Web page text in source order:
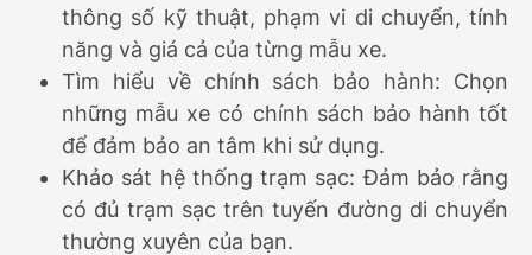
thông số kỹ thuật, phạm vi di chuyển, tính
năng và giá cả của từng mẫu xe.
Tìm hiểu về chính sách bảo hành: Chọn
những mẫu xe có chính sách bảo hành tốt
để đảm bảo an tâm khi sử dụng.
Khảo sát hệ thống trạm sạc: Đảm bảo rằng
có đủ trạm sạc trên tuyến đường di chuyển
thường xuyên của bạn.